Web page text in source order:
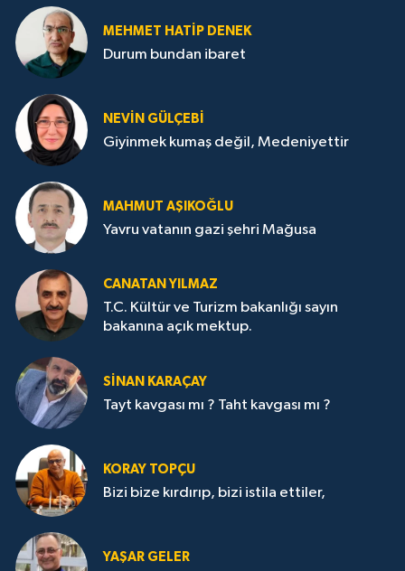
MEHMET HATİP DENEK
Durum bundan ibaret
NEVİN GÜLÇEBİ
Giyinmek kumaş değil, Medeniyettir
MAHMUT AŞIKOĞLU
Yavru vatanın gazi şehri Mağusa
CANATAN YILMAZ
T.C. Kültür ve Turizm bakanlığı sayın
bakanına açık mektup.
SİNAN KARAÇAY
Tayt kavgası mı ? Taht kavgası mı ?
KORAY TOPÇU
Bizi bize kırdırıp, bizi istila ettiler,
YAŞAR GELER